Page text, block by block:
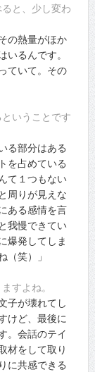
と、少し変わ
の熱量がほか
るんです。
ていて。その
いうことです
る部分はある
を占めている
て１つもない
周りが見えな
ある感情を言
我慢できてい
爆発してしま
（笑）」
すよね。
子が壊れてし
けど、最後に
。会話のテイ
材をして取り
に共感できる